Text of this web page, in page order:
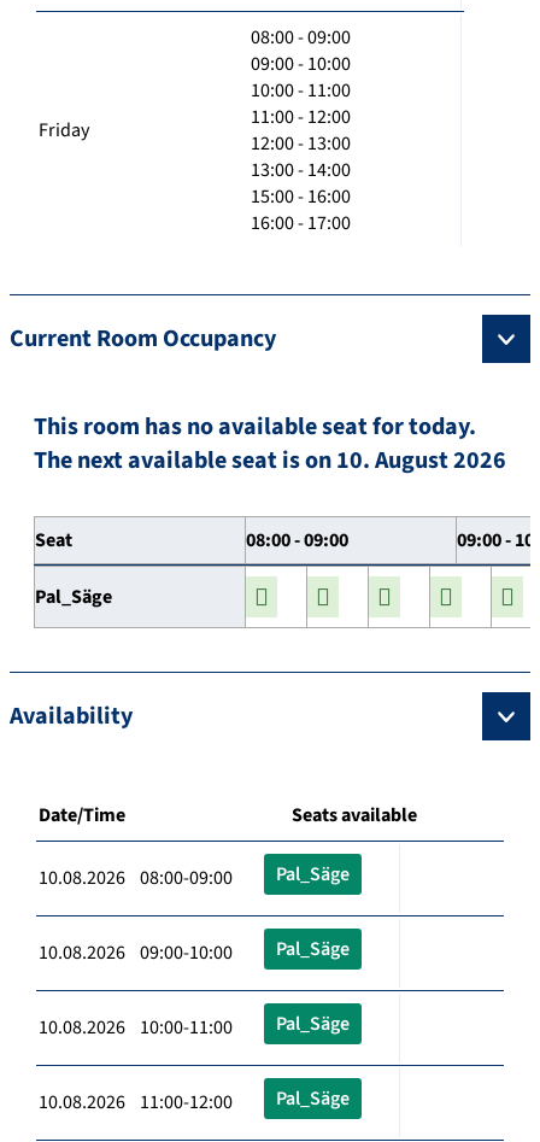
Friday
08:00 - 09:00
09:00 - 10:00
10:00 - 11:00
11:00 - 12:00
12:00 - 13:00
13:00 - 14:00
15:00 - 16:00
16:00 - 17:00
Current Room Occupancy
This room has no available seat for today.
The next available seat is on 10. August 2026
Seat 08:00 - 09:00 09:00 -
Pal_Säge
Availability
Date/Time Seats available
10.08.2026 08:00-09:00 Pal_Säge
10.08.2026 09:00-10:00 Pal_Säge
10.08.2026 10:00-11:00 Pal_Säge
10.08.2026 11:00-12:00 Pal_Säge